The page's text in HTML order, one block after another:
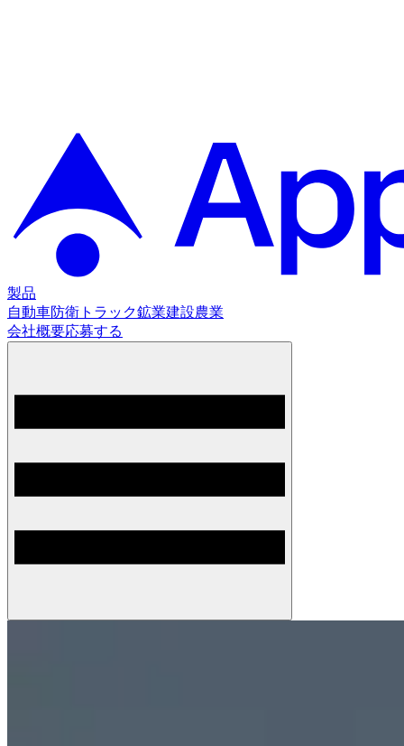
製品
自動車防衛 トラック鉱業建設農業
会社概要応募する